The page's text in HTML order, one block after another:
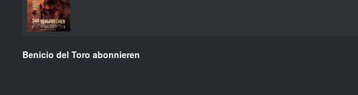
Benicio del Toro abonnieren